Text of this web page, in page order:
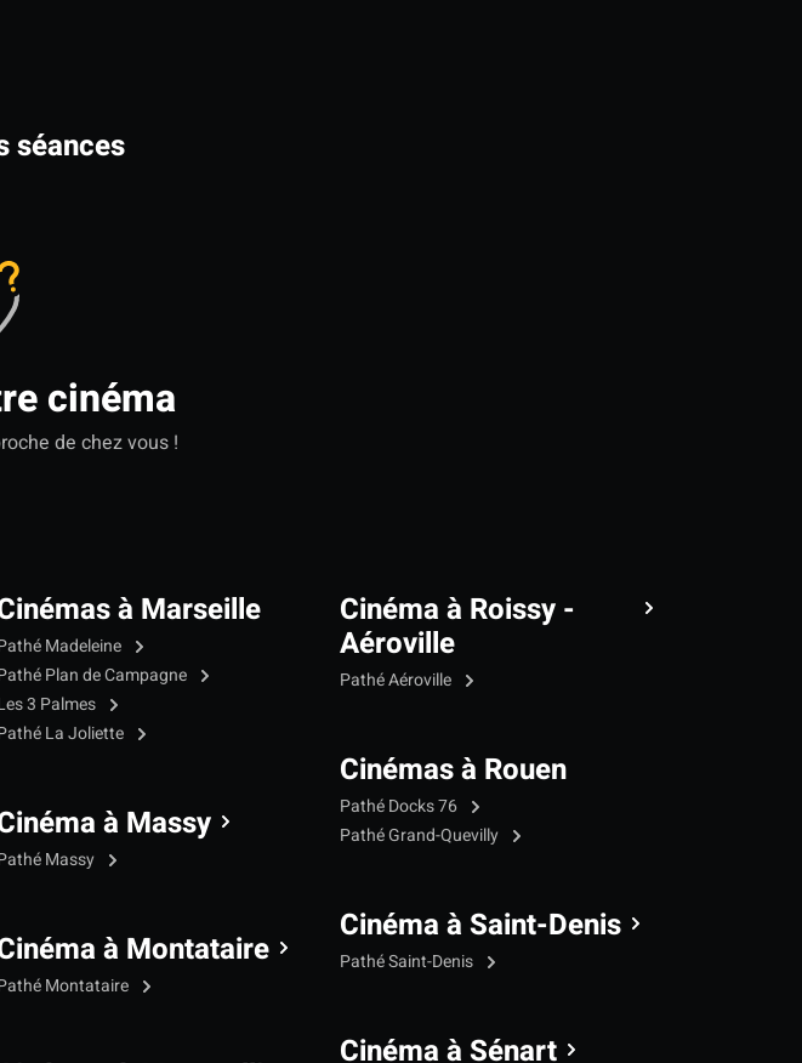
séances
cinéma
de chez vous !
à Marseille
Madeleine
Plan de Campagne
3 Palmes
La Joliette
à Massy
Massy
à Montataire
Montataire
Cinéma à Roissy -
Aéroville
Pathé Aéroville
Cinémas à Rouen
Pathé Docks 76
Pathé Grand-Quevilly
Cinéma à Saint-Denis
Pathé Saint-Denis
Cinéma à Sénart